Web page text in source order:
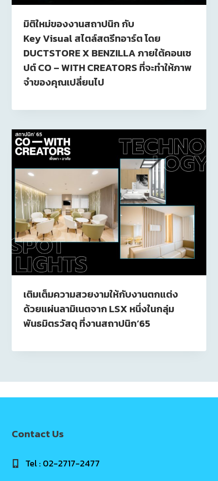
มิติใหม่ของงานสถาปนิก กับ
Key Visual สไตล์สตรีทอาร์ต โดย
DUCTSTORE X BENZILLA ภายใต้คอนเซ
ปต์ CO – WITH CREATORS ที่จะทำให้ภาพ
จำของคุณเปลี่ยนไป
เติมเต็มความสวยงามให้กับงานตกแต่ง
ด้วยแผ่นลามิเนตจาก LSX หนึ่งในกลุ่ม
พันธมิตรวัสดุ ที่งานสถาปนิก’65
Contact Us
Tel : 02-2717-2477